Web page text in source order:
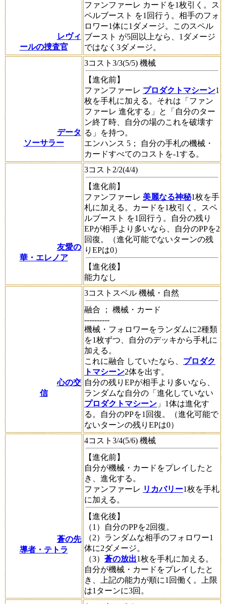
レヴィ
ールの捜査官
ファンファーレ カードを1枚引く。
ス
ペルブースト を1回行う。相手のフォ
ロワー1体に1ダメージ。このスペル
ブースト が5回以上なら、1ダメージ
ではなく3ダメージ。
データ
ソーサラー
3コスト3/3(5/5) 機械
【進化前】
ファンファーレ プロダクトマシーン1
枚を手札に加える。それは「 ファン
ファーレ 進化する」と「自分のター
ン終了時、自分の場のこれを破壊す
る」を持つ。
エンハンス 5； 自分の手札の機械・
カードすべてのコストを-1する。
友愛の
華・エレノア
3コスト2/2(4/4)
【進化前】
ファンファーレ 美麗なる神秘1枚を手
札に加える。カードを1枚引く。
スペ
ルブースト を1回行う。自分の残り
EPが相手より多いなら、自分のPPを2
回復。（進化可能でないターンの残
りEPは0）
【進化後】
能力なし
心の交
信
3コストスペル 機械・自然
融合 ； 機械・カード
----------
機械・フォロワーをランダムに2種類
を1枚ずつ、自分のデッキから手札に
加える。
これに融合 していたなら、 プロダク
トマシーン2体を出す。
自分の残りEPが相手より多いなら、
ランダムな自分の「進化していない
プロダクトマシーン 」1体は進化す
る。自分のPPを1回復。（進化可能で
ないターンの残りEPは0）
蒼の先
導者・テトラ
4コスト3/4(5/6) 機械
【進化前】
自分が機械・カードをプレイしたと
き、進化する。
ファンファーレ リカバリー1枚を手札
に加える。
【進化後】
（1）自分のPPを2回復。
（2）ランダムな相手のフォロワー1
体に2ダメージ。
（3） 蒼の放出1枚を手札に加える。
自分が機械・カードをプレイしたと
き、上記の能力が順に1回働く。上限
は1ターンに3回。